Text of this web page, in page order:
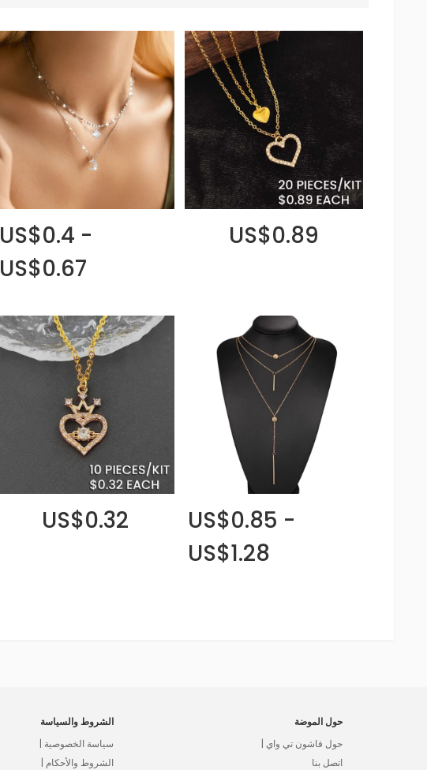
US$0.89
US$0.4 -
US$0.67
US$0.85 -
US$1.28
US$0.32
حول الموضة
حول فاشون تي واي |
اتصل بنا
الشروط والسياسة
سياسة الخصوصية |
الشروط والأحكام |